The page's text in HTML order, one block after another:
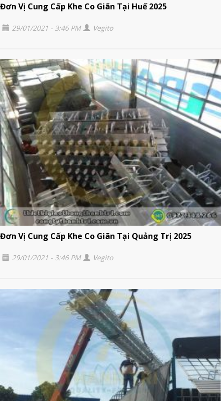
Đơn Vị Cung Cấp Khe Co Giãn Tại Huế 2025
29/01/2021 - 3:46 PM Vegito
Đơn Vị Cung Cấp Khe Co Giãn Tại Quảng Trị 2025
29/01/2021 - 3:46 PM Vegito